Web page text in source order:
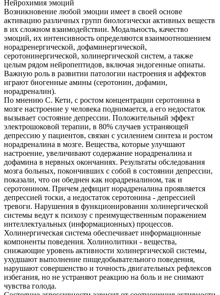
Нейрохимия эмоций
Возникновение любой эмоции имеет в своей основе
активацию различных групп биологически активных веществ
в их сложном взаимодействии. Модальность, качество
эмоций, их интенсивность определяются взаимоотношением
норадренергической, дофаминергической,
серотонинергической, холинергической систем, а также
целым рядом нейропептидов, включая эндогенные опиаты.
Важную роль в развитии патологии настроения и аффектов
играют биогенные амины (серотонин, дофамин,
норадреналин).
По мнению С. Кети, с ростом концентрации серотонина в
мозге настроение у человека поднимается, а его недостаток
вызывает состояние депрессии. Положительный эффект
электрошоковой терапии, в 80% случаев устраняющей
депрессию у пациентов, связан с усилением синтеза и ростом
норадреналина в мозге. Вещества, которые улучшают
настроение, увеличивают содержание норадреналина и
дофамина в нервных окончаниях. Результаты обследования
мозга больных, покончивших с собой в состоянии депрессии,
показали, что он обеднен как норадреналином, так и
серотонином. Причем дефицит норадреналина проявляется
депрессией тоски, а недостаток серотонина - депрессией
тревоги. Нарушения в функционировании холинергической
системы ведут к психозу с преимущественным поражением
интеллектуальных (информационных) процессов.
Холинергическая система обеспечивает информационные
компоненты поведения. Холинолитики - вещества,
снижающие уровень активности холинергической системы,
ухудшают выполнение пищедобывательного поведения,
нарушают совершенство и точность двигательных рефлексов
избегания, но не устраняют реакцию на боль и не снимают
чувства голода.